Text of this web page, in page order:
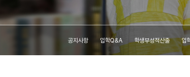
(고지서출력)
합격자조회
(고지서출력)
등록금납부확인
공지사항 입학Q&A 학생부성적산출 입